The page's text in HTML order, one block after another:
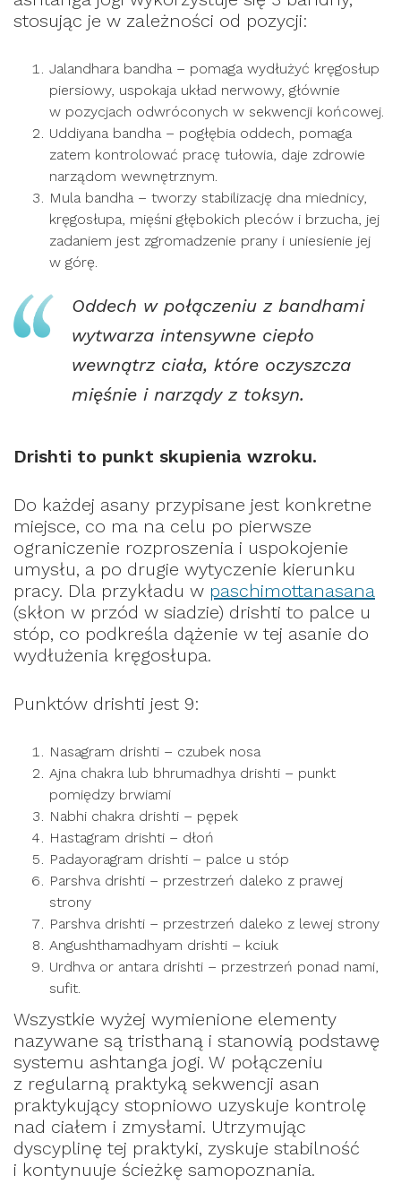
stosując je w zależności od pozycji:
Jalandhara bandha – pomaga wydłużyć kręgosłup
piersiowy, uspokaja układ nerwowy, głównie
w pozycjach odwróconych w sekwencji końcowej.
Uddiyana bandha – pogłębia oddech, pomaga
zatem kontrolować pracę tułowia, daje zdrowie
narządom wewnętrznym.
Mula bandha – tworzy stabilizację dna miednicy,
kręgosłupa, mięśni głębokich pleców i brzucha, jej
zadaniem jest zgromadzenie prany i uniesienie jej
w górę.
Oddech w połączeniu z bandhami
wytwarza intensywne ciepło
wewnątrz ciała, które oczyszcza
mięśnie i narządy z toksyn.
Drishti to punkt skupienia wzroku.
Do każdej asany przypisane jest konkretne
miejsce, co ma na celu po pierwsze
ograniczenie rozproszenia i uspokojenie
umysłu, a po drugie wytyczenie kierunku
pracy. Dla przykładu w paschimottanasana
(skłon w przód w siadzie) drishti to palce u
stóp, co podkreśla dążenie w tej asanie do
wydłużenia kręgosłupa.
Punktów drishti jest 9:
Nasagram drishti – czubek nosa
Ajna chakra lub bhrumadhya drishti – punkt
pomiędzy brwiami
Nabhi chakra drishti – pępek
Hastagram drishti – dłoń
Padayoragram drishti – palce u stóp
Parshva drishti – przestrzeń daleko z prawej
strony
Parshva drishti – przestrzeń daleko z lewej strony
Angushthamadhyam drishti – kciuk
Urdhva or antara drishti – przestrzeń ponad nami,
sufit.
Wszystkie wyżej wymienione elementy
nazywane są tristhaną i stanowią podstawę
systemu ashtanga jogi. W połączeniu
z regularną praktyką sekwencji asan
praktykujący stopniowo uzyskuje kontrolę
nad ciałem i zmysłami. Utrzymując
dyscyplinę tej praktyki, zyskuje stabilność
i kontynuuje ścieżkę samopoznania.